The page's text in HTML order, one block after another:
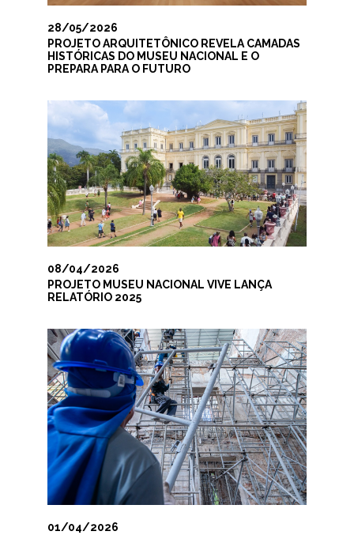
28/05/2026
PROJETO ARQUITETÔNICO REVELA CAMADAS
HISTÓRICAS DO MUSEU NACIONAL E O
PREPARA PARA O FUTURO
08/04/2026
PROJETO MUSEU NACIONAL VIVE LANÇA
RELATÓRIO 2025
01/04/2026